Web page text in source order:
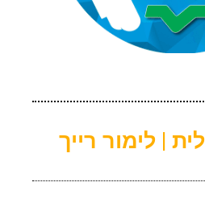
| לימור רייך